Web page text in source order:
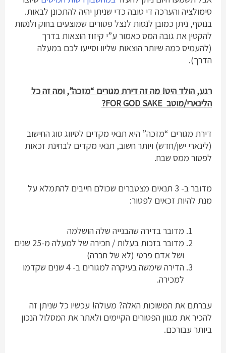
סימולציה והערכה די טובה כדי שניתן יהיה להתכונן לבאות.
בנוסף, ניתן כמובן לנסות לנצל פטורים שמוצעים בחוק ולנסות
להקטין את גובה המס כאמור ע”י קיזוז הוצאות בדרך
(להעמיס כמה שיותר הוצאות שליוו וסייעו לכם במעלה
הדרך).
רגע, הולד היט! מה זה דירת מגורים “מזכה”, ומה זה כל
הלינארי/מוטב FOR GOD SAKE?
דירת מגורים “מזכה” היא תנאי מקדים לסיווג סוג החישוב
(לינארי ישן/חדש) ויותר חשוב, תנאי מקדים לבחינת זכאות
לפטור ממס שבח.
מדובר ב- 3 תנאים מצטברים שכולם חייבים להתמלא על
מנת להיות זכאים לפטור:
מדובר בדירה שהבנייה שלה הושלמה
מדובר בזכות בעלות / חכירה של למעלה מ-25 שנים
ושל אדם פרטי (לא של חברה)
הדירה שימשה בעיקרה למגורים ב- 4 שנים שקדמו
למכירה.
עברתם את המשוכות האלה? מעולה! עכשיו כל שניתן זה
להכיר את מגוון הפטורים הקיימים ולאתר את המסלול הנכון
ביותר עבורכם.